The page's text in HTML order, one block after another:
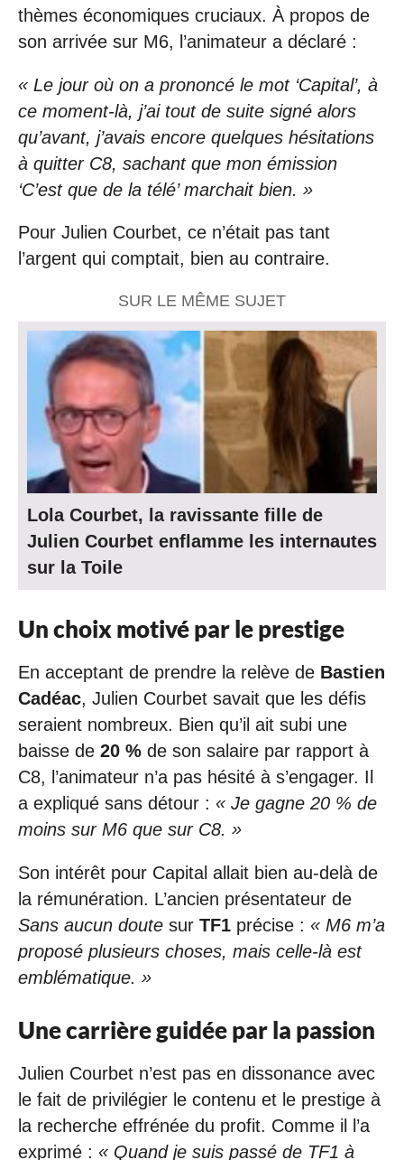
thèmes économiques cruciaux. À propos de
son arrivée sur M6, l’animateur a déclaré :
« Le jour où on a prononcé le mot ‘Capital’, à
ce moment-là, j’ai tout de suite signé alors
qu’avant, j’avais encore quelques hésitations
à quitter C8, sachant que mon émission
‘C’est que de la télé’ marchait bien. »
Pour Julien Courbet, ce n’était pas tant
l’argent qui comptait, bien au contraire.
SUR LE MÊME SUJET
Lola Courbet, la ravissante fille de
Julien Courbet enflamme les internautes
sur la Toile
Un choix motivé par le prestige
En acceptant de prendre la relève de Bastien
Cadéac, Julien Courbet savait que les défis
seraient nombreux. Bien qu’il ait subi une
baisse de 20 % de son salaire par rapport à
C8, l’animateur n’a pas hésité à s’engager. Il
a expliqué sans détour : « Je gagne 20 % de
moins sur M6 que sur C8. »
Son intérêt pour Capital allait bien au-delà de
la rémunération. L’ancien présentateur de
Sans aucun doute sur TF1 précise : « M6 m’a
proposé plusieurs choses, mais celle-là est
emblématique. »
Une carrière guidée par la passion
Julien Courbet n’est pas en dissonance avec
le fait de privilégier le contenu et le prestige à
la recherche effrénée du profit. Comme il l’a
exprimé : « Quand je suis passé de TF1 à